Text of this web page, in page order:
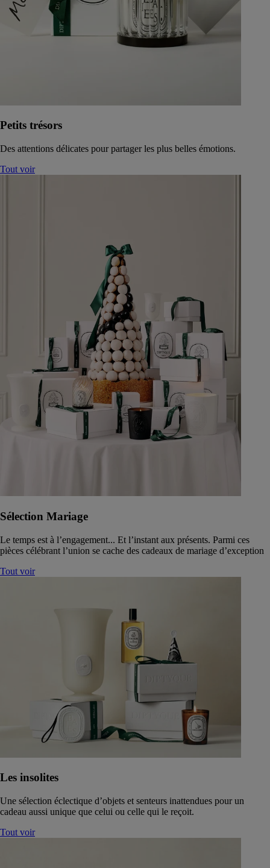
Petits trésors
Des attentions délicates pour partager les plus belles émotions.
Tout voir
Sélection Mariage
Le temps est à l’engagement... Et l’instant aux présents. Parmi ces
pièces célébrant l’union se cache des cadeaux de mariage d’exception
Tout voir
Les insolites
Une sélection éclectique d’objets et senteurs inattendues pour un
cadeau aussi unique que celui ou celle qui le reçoit.
Tout voir